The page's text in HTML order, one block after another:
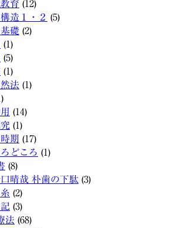
育 (12)
造１・２ (5)
礎 (2)
(1)
(5)
(1)
法 (1)
(14)
(1)
期 (17)
どころ (1)
(8)
晴哉 朴歯の下駄 (3)
(2)
(3)
法 (68)